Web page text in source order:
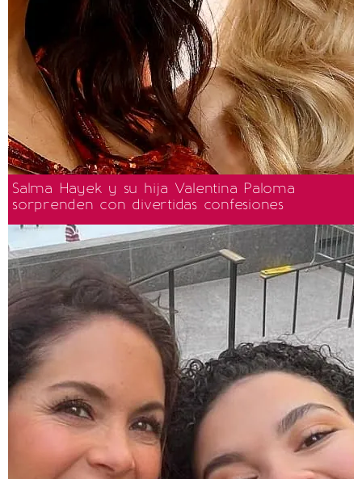
Salma Hayek y su hija Valentina Paloma
sorprenden con divertidas confesiones